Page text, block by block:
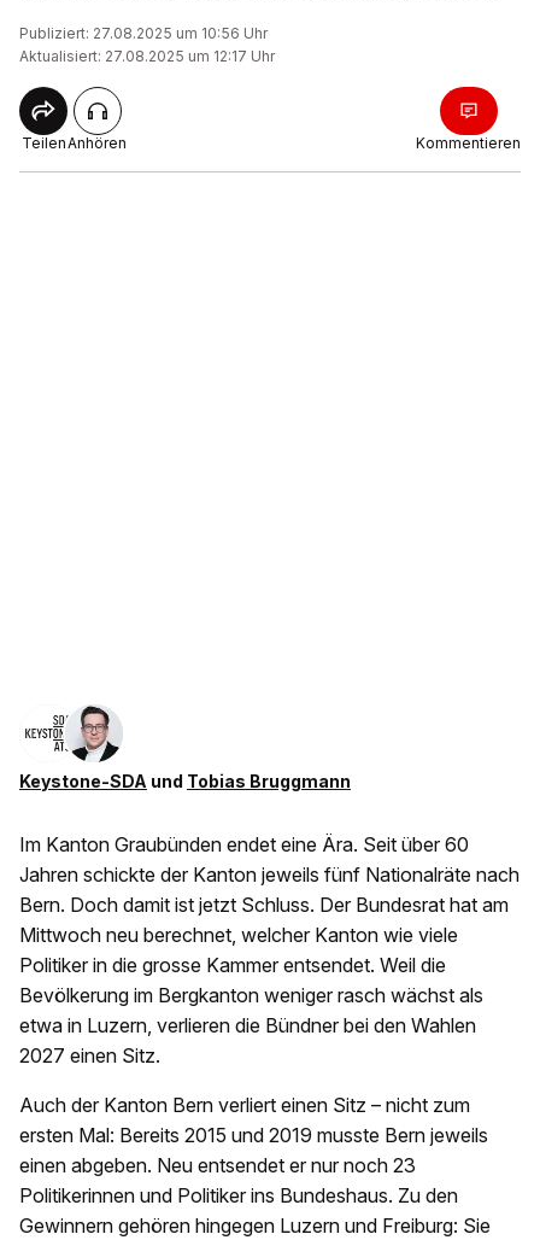
Publiziert: 27.08.2025 um 10:56 Uhr
Aktualisiert: 27.08.2025 um 12:17 Uhr
TeilenAnhören Kommentieren
Keystone-SDA und Tobias Bruggmann
Im Kanton Graubünden endet eine Ära. Seit über 60
Jahren schickte der Kanton jeweils fünf Nationalräte nach
Bern. Doch damit ist jetzt Schluss. Der Bundesrat hat am
Mittwoch neu berechnet, welcher Kanton wie viele
Politiker in die grosse Kammer entsendet. Weil die
Bevölkerung im Bergkanton weniger rasch wächst als
etwa in Luzern, verlieren die Bündner bei den Wahlen
2027 einen Sitz.
Auch der Kanton Bern verliert einen Sitz – nicht zum
ersten Mal: Bereits 2015 und 2019 musste Bern jeweils
einen abgeben. Neu entsendet er nur noch 23
Politikerinnen und Politiker ins Bundeshaus. Zu den
Gewinnern gehören hingegen Luzern und Freiburg: Sie